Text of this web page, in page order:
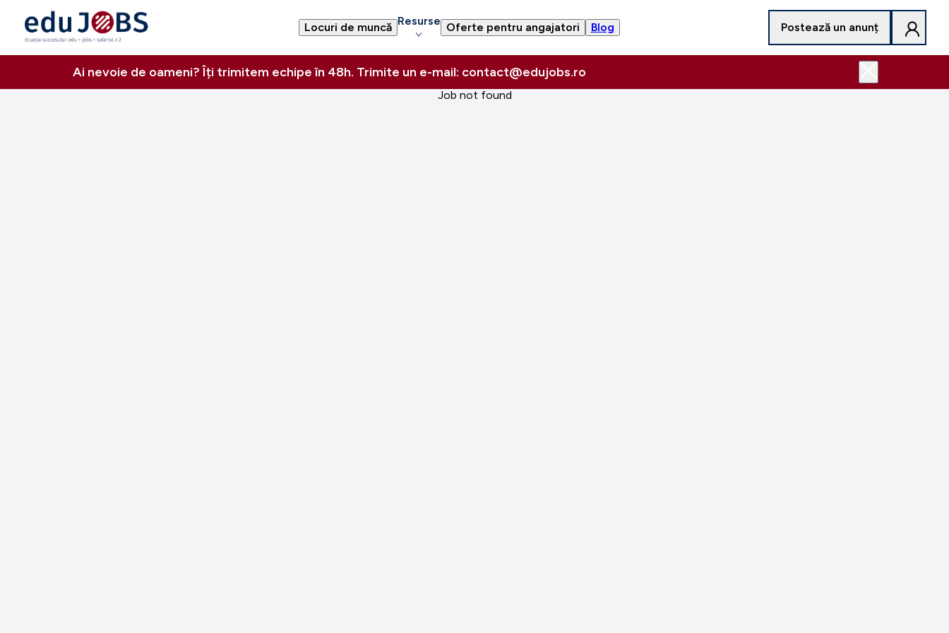
Locuri de muncă Resurse Oferte pentru angajatori Blog Postează un anunț
Ai nevoie de oameni? Îți trimitem echipe în 48h. Trimite un e-mail: contact@edujobs.ro
Job not found